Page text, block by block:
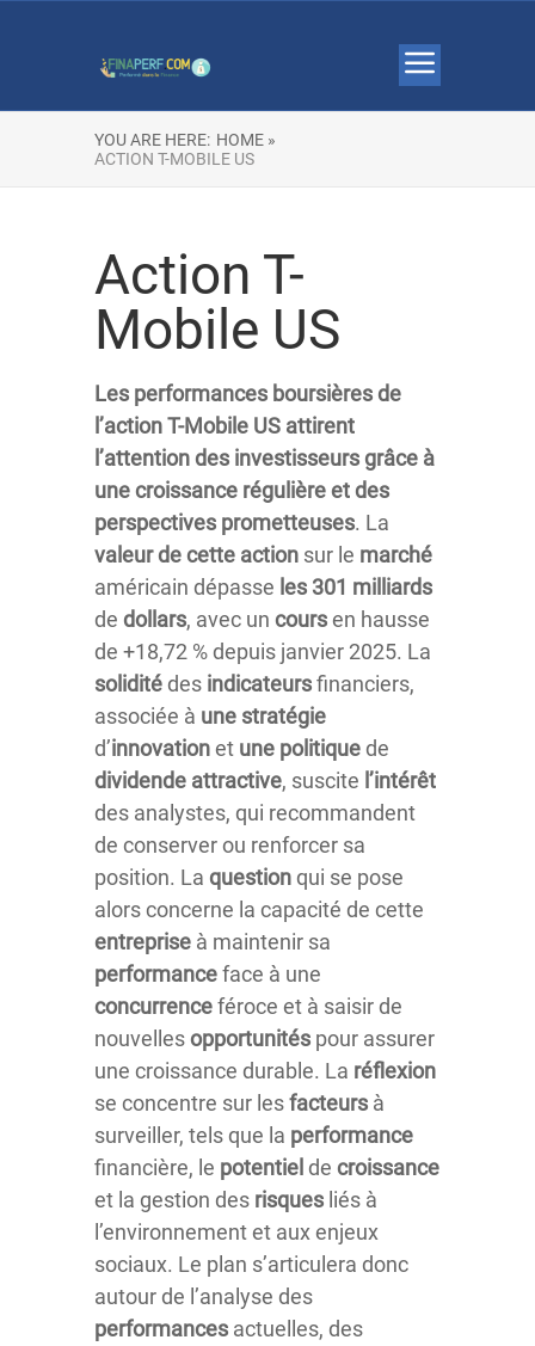
YOU ARE HERE: HOME »
ACTION T-MOBILE US
Action T-
Mobile US
Les performances boursièresde
l’actionT-Mobile US attirent
l’attentiondes investisseurs grâce à
unecroissance régulièreetdes
perspectives prometteuses. La
valeurdecette action sur le marché
américain dépasse les 301 milliards
de dollars, avec un coursen hausse
de +18,72 % depuis janvier 2025. La
solidité des indicateursfinanciers,
associée à une stratégie
d’innovationet une politique de
dividende attractive, suscite l’intérêt
des analystes, qui recommandent
de conserver ou renforcer sa
position. La question qui se pose
alors concerne la capacité de cette
entreprise à maintenir sa
performanceface à une
concurrenceféroce et à saisir de
nouvellesopportunités pour assurer
une croissance durable. La réflexion
se concentre sur lesfacteurs à
surveiller, tels que la performance
financière, le potentiel de croissance
et la gestion des risques liés à
l’environnement et aux enjeux
sociaux. Le plan s’articulera donc
autour de l’analyse des
performances actuelles, des